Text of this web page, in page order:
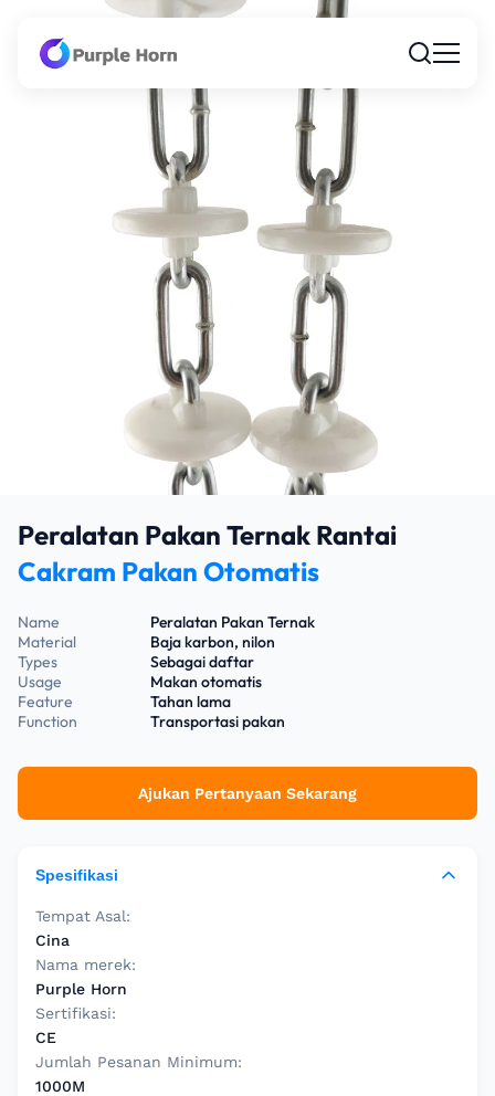
Peralatan Pakan Ternak Rantai
Cakram Pakan Otomatis
Name
Peralatan Pakan Ternak
Material
Baja karbon, nilon
Types
Sebagai daftar
Usage
Makan otomatis
Feature
Tahan lama
Function
Transportasi pakan
Ajukan Pertanyaan Sekarang
Spesifikasi
Tempat Asal:
Cina
Nama merek:
Purple Horn
Sertifikasi:
CE
Jumlah Pesanan Minimum:
1000M